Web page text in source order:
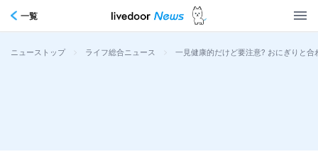
一覧
ニューストップ > ライフ総合ニュース > 一見健康的だけど要注意? おにぎりと